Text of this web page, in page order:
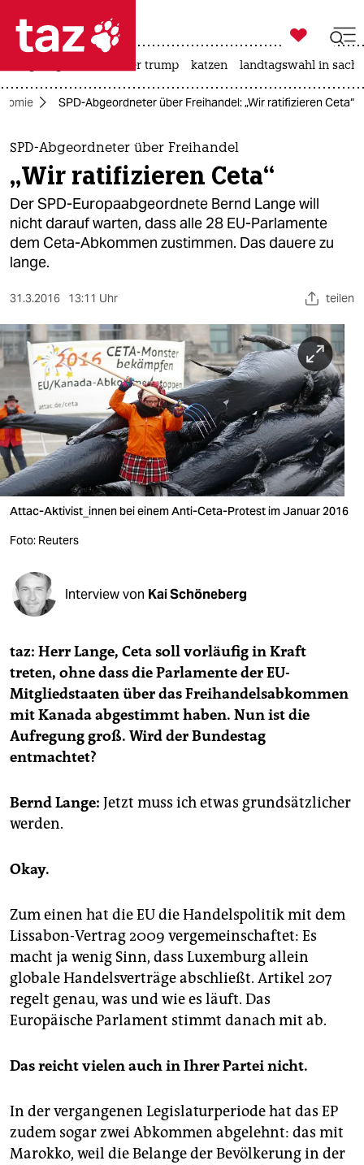
 taz zahl ich
taz zahl ich
themen
politik
öko
gesellschaft
kultur
sport
berlin
nord
wahrheit
verlag
verlag
veranstaltungen
shop
fragen & hilfe
abo
genossenschaft
epaper login

taz zahl ich
usa unter trump katzen landtagswahl in
SPD-Abgeordneter über Freihandel: „Wir ratifizieren Ceta“
SPD-Abgeordneter über Freihandel
„Wir ratifizieren Ceta“
Der SPD-Europaabgeordnete Bernd Lange will
nicht darauf warten, dass alle 28 EU-Parlamente
dem Ceta-Abkommen zustimmen. Das dauere zu
lange.
31.3.2016 13:11 Uhr teilen
Attac-Aktivist_innen bei einem Anti-Ceta-Protest im Januar 2016
Foto: Reuters
Interview von Kai Schöneberg
taz: Herr Lange, Ceta soll vorläufig in Kraft
treten, ohne dass die Parlamente der EU-
Mitgliedstaaten über das Freihandelsabkommen
mit Kanada abgestimmt haben. Nun ist die
Aufregung groß. Wird der Bundestag
entmachtet?
Bernd Lange: Jetzt muss ich etwas grundsätzlicher
werden.
Okay.
Zum einen hat die EU die Handelspolitik mit dem
Lissabon-Vertrag 2009 vergemeinschaftet: Es
macht ja wenig Sinn, dass Luxemburg allein
globale Handelsverträge abschließt. Artikel 207
regelt genau, was und wie es läuft. Das
Europäische Parlament stimmt danach mit ab.
Das reicht vielen auch in Ihrer Partei nicht.
In der vergangenen Legislaturperiode hat das EP
zudem sogar zwei Abkommen abgelehnt: das mit
Marokko, weil die Belange der Bevölkerung in der